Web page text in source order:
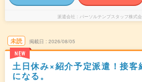
派遣会社 パーソルテンプスタッフ株式
未読
NEW
掲載日 2026/08/05
土日休み×紹介予定派遣！接客
になる。